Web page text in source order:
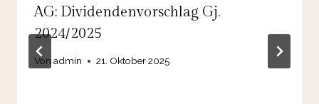
AG: Dividendenvorschlag Gj.
2024/2025
Von admin 21. Oktober 2025